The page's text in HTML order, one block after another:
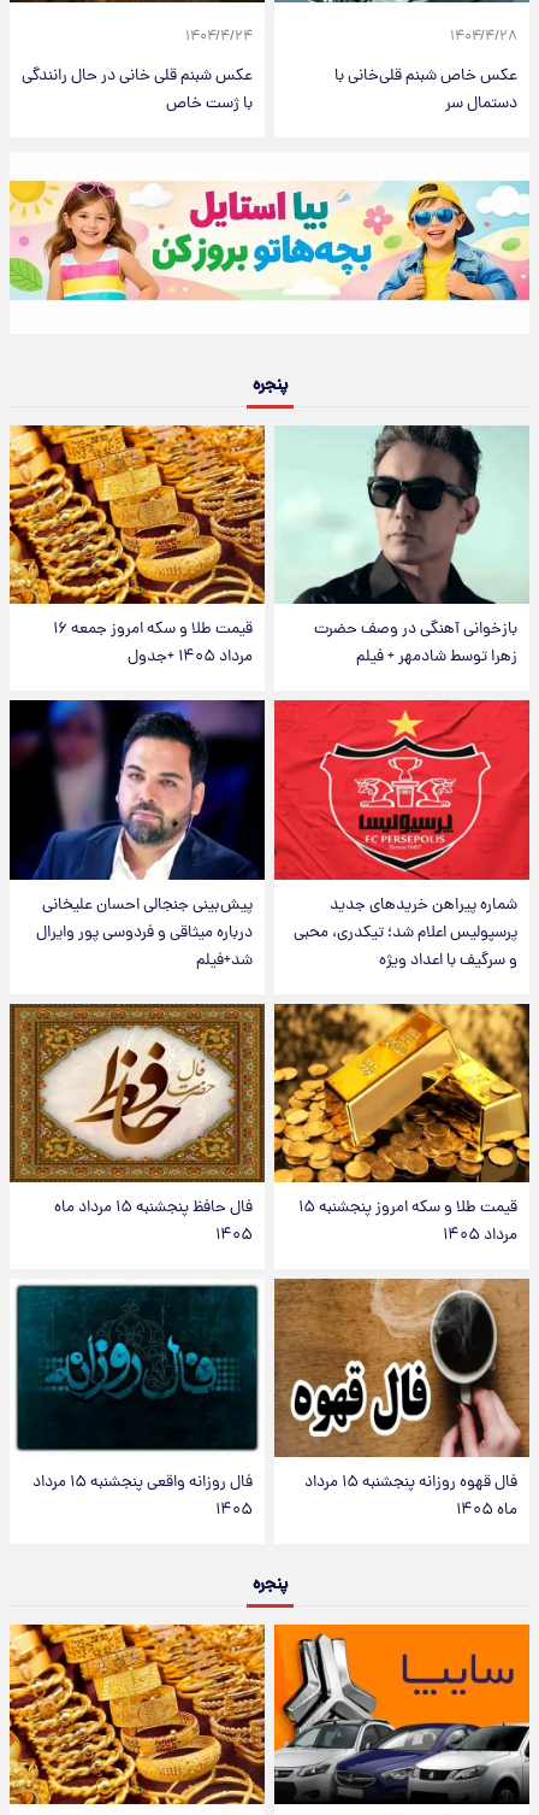
۱۴۰۴/۴/۲۸
عکس خاص شبنم قلی‌خانی با
دستمال سر
۱۴۰۴/۴/۲۴
عکس شبنم قلی خانی در حال رانندگی
با ژست خاص
پنجره
بازخوانی آهنگی در وصف حضرت
زهرا توسط شادمهر + فیلم
قیمت طلا و سکه امروز جمعه ۱۶
مرداد ۱۴۰۵ +جدول
شماره پیراهن خریدهای جدید
پرسپولیس اعلام شد؛ تیکدری، محبی
و سرگیف با اعداد ویژه
پیش‌بینی جنجالی احسان علیخانی
درباره میثاقی و فردوسی پور وایرال
شد+فیلم
قیمت طلا و سکه امروز پنجشنبه ۱۵
مرداد ۱۴۰۵
فال حافظ پنجشنبه ۱۵ مرداد ماه
۱۴۰۵
فال قهوه روزانه پنجشنبه ۱۵ مرداد
ماه ۱۴۰۵
فال روزانه واقعی پنجشنبه ۱۵ مرداد
۱۴۰۵
پنجره